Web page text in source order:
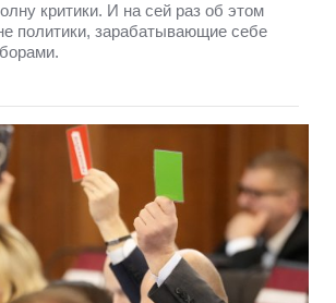
критики. И на сей раз об этом
политики, зарабатывающие себе